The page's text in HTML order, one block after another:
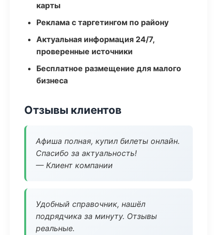
карты
Реклама с таргетингом по району
Актуальная информация 24/7,
проверенные источники
Бесплатное размещение для малого
бизнеса
Отзывы клиентов
Афиша полная, купил билеты онлайн.
Спасибо за актуальность!
— Клиент компании
Удобный справочник, нашёл
подрядчика за минуту. Отзывы
реальные.